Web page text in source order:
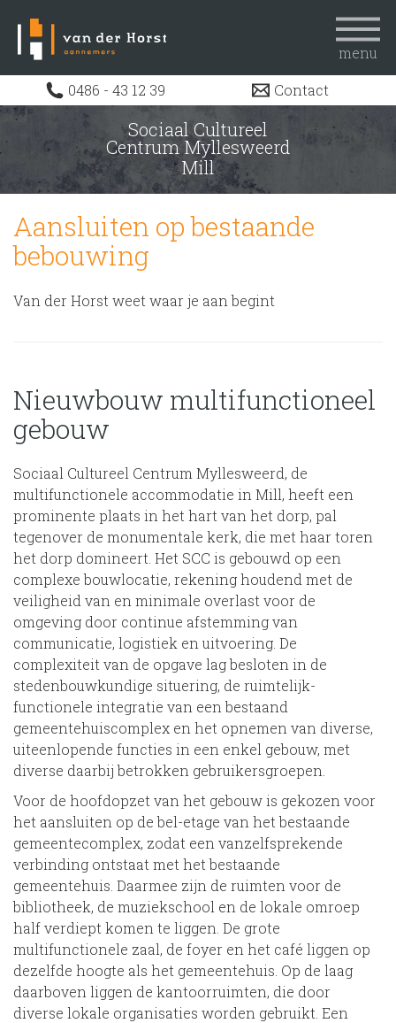
0486 - 43 12 39 Contact
menu
Uitdagingen
Projecten
Actueel
Over ons
Sociaal Cultureel
Centrum Myllesweerd
Mill
Aansluiten op bestaande
bebouwing
Van der Horst weet waar je aan begint
Nieuwbouw multifunctioneel
gebouw
Sociaal Cultureel Centrum Myllesweerd, de
multifunctionele accommodatie in Mill, heeft een
prominente plaats in het hart van het dorp, pal
tegenover de monumentale kerk, die met haar toren
het dorp domineert. Het SCC is gebouwd op een
complexe bouwlocatie, rekening houdend met de
veiligheid van en minimale overlast voor de
omgeving door continue afstemming van
communicatie, logistiek en uitvoering. De
complexiteit van de opgave lag besloten in de
stedenbouwkundige situering, de ruimtelijk-
functionele integratie van een bestaand
gemeentehuiscomplex en het opnemen van diverse,
uiteenlopende functies in een enkel gebouw, met
diverse daarbij betrokken gebruikersgroepen.
Voor de hoofdopzet van het gebouw is gekozen voor
het aansluiten op de bel-etage van het bestaande
gemeentecomplex, zodat een vanzelfsprekende
verbinding ontstaat met het bestaande
gemeentehuis. Daarmee zijn de ruimten voor de
bibliotheek, de muziekschool en de lokale omroep
half verdiept komen te liggen. De grote
multifunctionele zaal, de foyer en het café liggen op
dezelfde hoogte als het gemeentehuis. Op de laag
daarboven liggen de kantoorruimten, die door
diverse lokale organisaties worden gebruikt. Een